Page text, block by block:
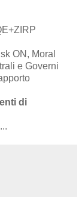
ON, Moral
e Governi
di